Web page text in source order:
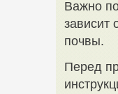
Важно
зависит
почвы.
Перед